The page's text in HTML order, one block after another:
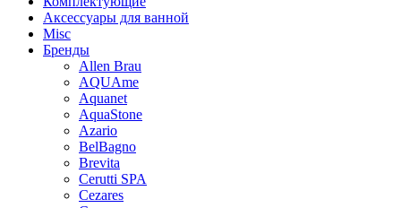
Аксессуары для ванной
Misc
Бренды
Allen Brau
AQUAme
Aquanet
AquaStone
Azario
BelBagno
Brevita
Cerutti SPA
Cezares